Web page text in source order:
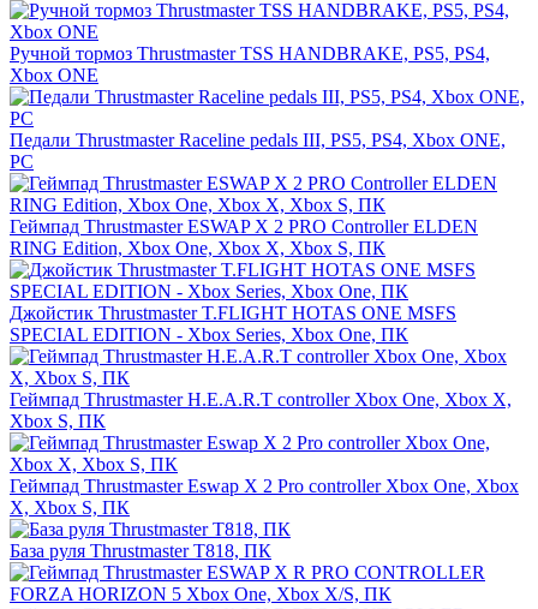
Ручной тормоз Thrustmaster TSS HANDBRAKE, PS5, PS4,
Xbox ONE
Педали Thrustmaster Raceline pedals III, PS5, PS4, Xbox ONE,
PC
Геймпад Thrustmaster ESWAP X 2 PRO Controller ELDEN
RING Edition, Xbox One, Xbox X, Xbox S, ПК
Джойстик Thrustmaster T.FLIGHT HOTAS ONE MSFS
SPECIAL EDITION - Xbox Series, Xbox One, ПК
Геймпад Thrustmaster H.E.A.R.T controller Xbox One, Xbox X,
Xbox S, ПК
Геймпад Thrustmaster Eswap X 2 Pro controller Xbox One, Xbox
X, Xbox S, ПК
База руля Thrustmaster T818, ПК